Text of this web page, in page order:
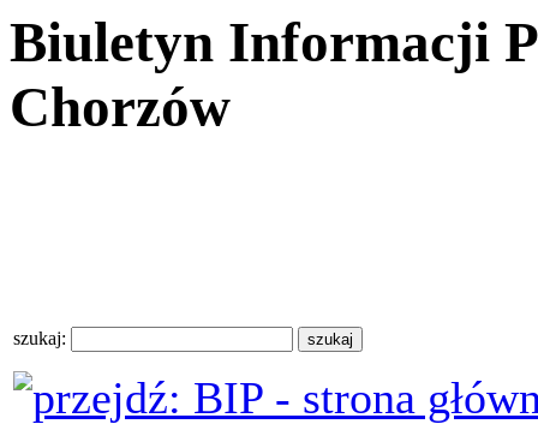
Biuletyn Informacji
Chorzów
szukaj: